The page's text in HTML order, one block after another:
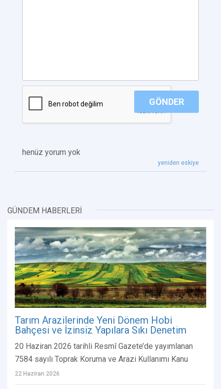
GÖNDER
henüz yorum yok
yeniden eskiye
GÜNDEM HABERLERİ
Tarım Arazilerinde Yeni Dönem Hobi
Bahçesi ve İzinsiz Yapılara Sıkı Denetim
20 Haziran 2026 tarihli Resmî Gazete’de yayımlanan
7584 sayılı Toprak Koruma ve Arazi Kullanımı Kanu
22 Haziran 2026